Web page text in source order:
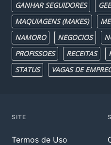
GANHAR SEGUIDORES
MAQUIAGENS (MAKES)
NAMORO
NEGOCIOS
PROFISSOES
RECEITAS
STATUS
VAGAS DE
SITE
Termos de Uso